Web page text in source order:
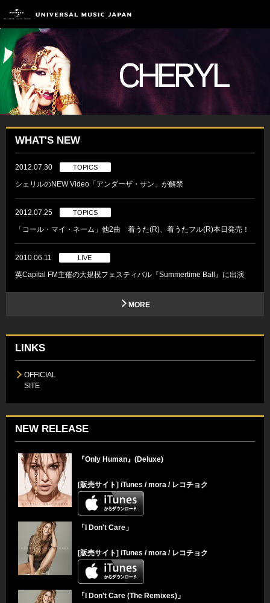
WHAT'S NEW
2012.07.30 TOPICS
シェリルのNEW Video「アンダーザ・サン」が解禁
2012.07.25 TOPICS
「コール・マイ・ネーム」他2曲 着うた(R)、着うたフル(R)本日発売！
2010.06.11 LIVE
英Capital FM主催の大規模フェスティバル『Summertime Ball』に出演
MORE
LINKS
OFFICIAL
SITE
NEW RELEASE
『Only Human』(Deluxe)
[販売サイト] iTunes /mora / レコチョク
「I Don't Care」
[販売サイト] iTunes /mora / レコチョク
「I Don't Care (The Remixes)」